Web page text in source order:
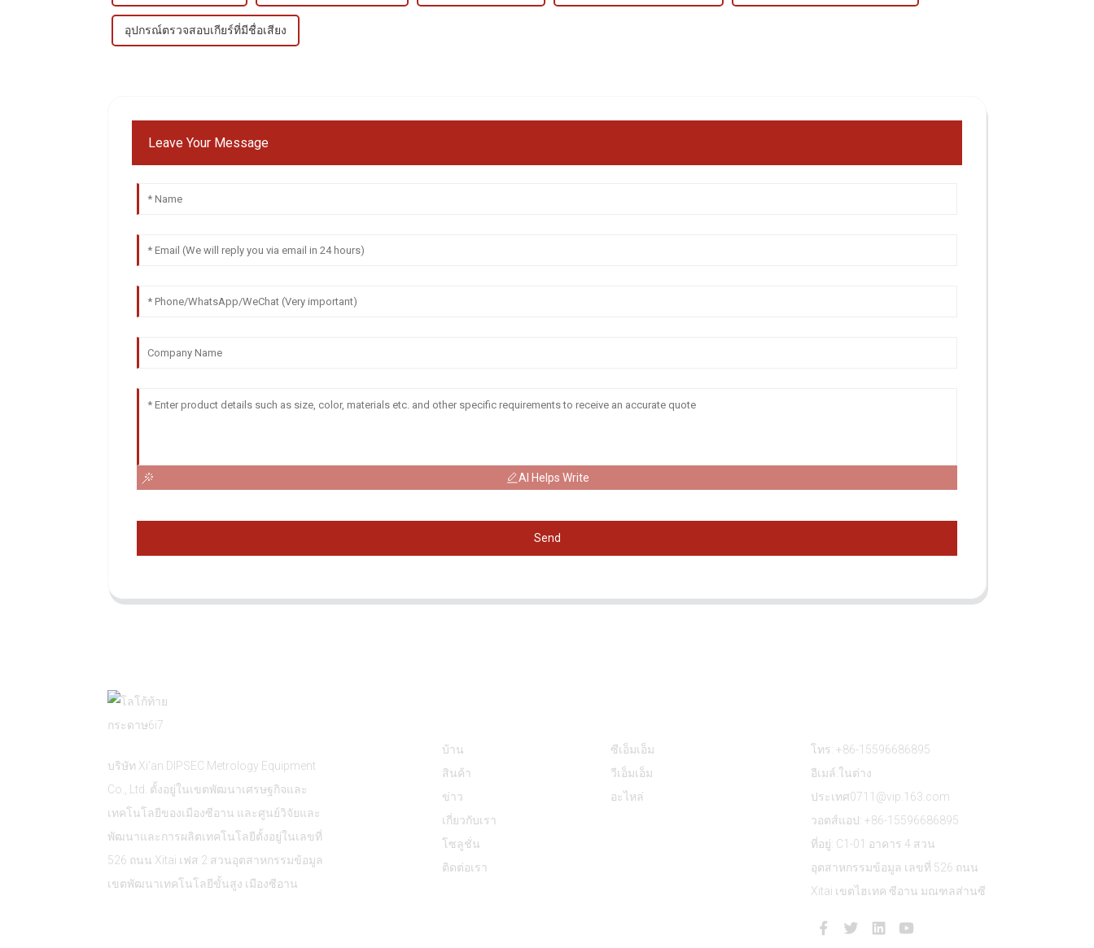
อุปกรณ์ตรวจสอบเกียร์ที่มีชื่อเสียง
Leave Your Message
AI Helps Write
Send
บริษัท Xi'an DIPSEC Metrology Equipment
Co., Ltd. ตั้งอยู่ในเขตพัฒนาเศรษฐกิจและ
เทคโนโลยีของเมืองซีอาน และศูนย์วิจัยและ
พัฒนาและการผลิตเทคโนโลยีตั้งอยู่ในเลขที่
526 ถนน Xitai เฟส 2 สวนอุตสาหกรรมข้อมูล
เขตพัฒนาเทคโนโลยีขั้นสูง เมืองซีอาน
บ้าน
สินค้า
ข่าว
เกี่ยวกับเรา
โซลูชั่น
ติดต่อเรา
ซีเอ็มเอ็ม
วีเอ็มเอ็ม
อะไหล่
โทร: +86-15596686895
อีเมล์:ในต่าง
ประเทศ0711@vip.163.com
วอตส์แอป: +86-15596686895
ที่อยู่: C1-01 อาคาร 4 สวน
อุตสาหกรรมข้อมูล เลขที่ 526 ถนน
Xitai เขตไฮเทค ซีอาน มณฑลส่านซี